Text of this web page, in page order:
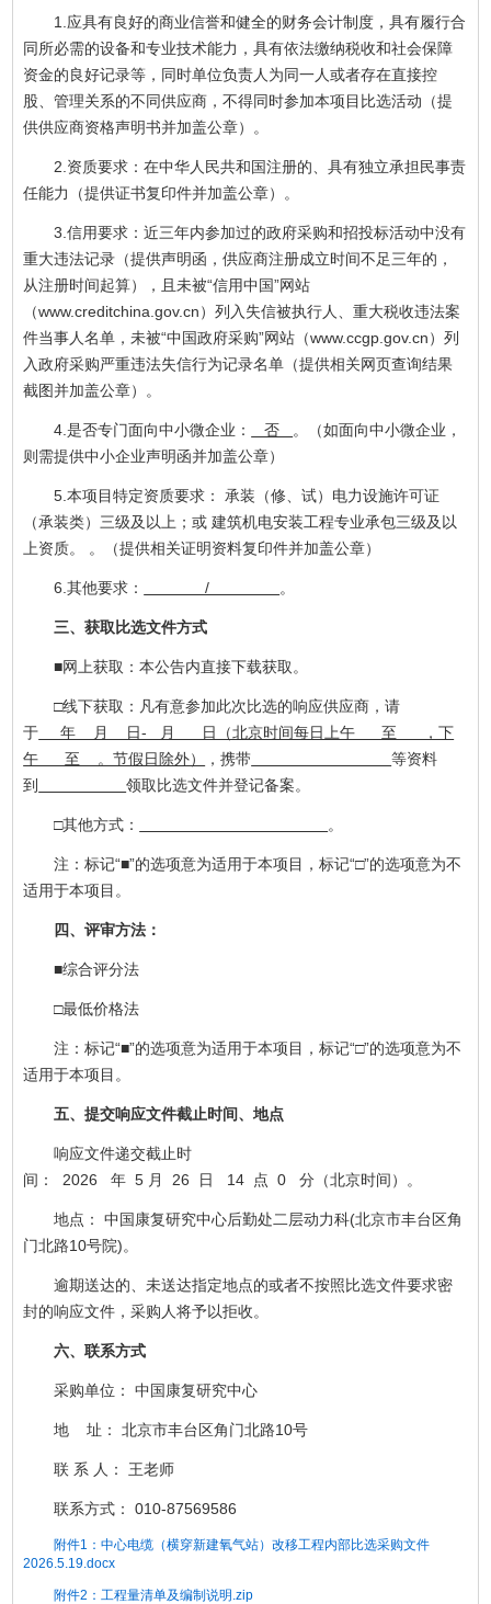
1.应具有良好的商业信誉和健全的财务会计制度，具有履行合
同所必需的设备和专业技术能力，具有依法缴纳税收和社会保障
资金的良好记录等，同时单位负责人为同一人或者存在直接控
股、管理关系的不同供应商，不得同时参加本项目比选活动（提
供供应商资格声明书并加盖公章）。
2.资质要求：在中华人民共和国注册的、具有独立承担民事责
任能力（提供证书复印件并加盖公章）。
3.信用要求：近三年内参加过的政府采购和招投标活动中没有
重大违法记录（提供声明函，供应商注册成立时间不足三年的，
从注册时间起算），且未被“信用中国”网站
（www.creditchina.gov.cn）列入失信被执行人、重大税收违法案
件当事人名单，未被“中国政府采购”网站（www.ccgp.gov.cn）列
入政府采购严重违法失信行为记录名单（提供相关网页查询结果
截图并加盖公章）。
4.是否专门面向中小微企业： 否
。（如面向中小微企业，
则需提供中小企业声明函并加盖公章）
5.本项目特定资质要求： 承装（修、试）电力设施许可证
（承装类）三级及以上；或 建筑机电安装工程专业承包三级及以
上资质。 。（提供相关证明资料复印件并加盖公章）
6.其他要求： / 。
三、获取比选文件方式
■网上获取：本公告内直接下载获取。
□线下获取：凡有意参加此次比选的响应供应商，请
于 年 月 日- 月 日（北京时间每日上午 至 ，下
午 至 。节假日除外）
，携带
等资料
到
领取比选文件并登记备案。
□其他方式： 。
注：标记“■”的选项意为适用于本项目，标记“□”的选项意为不
适用于本项目。
四、评审方法：
■综合评分法
□最低价格法
注：标记“■”的选项意为适用于本项目，标记“□”的选项意为不
适用于本项目。
五、提交响应文件截止时间、地点
响应文件递交截止时
间： 2026 年 5 月 26 日 14 点 0 分（北京时间）。
地点： 中国康复研究中心后勤处二层动力科(北京市丰台区角
门北路10号院)。
逾期送达的、未送达指定地点的或者不按照比选文件要求密
封的响应文件，采购人将予以拒收。
六、联系方式
采购单位： 中国康复研究中心
地 址： 北京市丰台区角门北路10号
联 系 人： 王老师
联系方式： 010-87569586
附件1：中心电缆（横穿新建氧气站）改移工程内部比选采购文件
2026.5.19.docx
附件2：工程量清单及编制说明.zip